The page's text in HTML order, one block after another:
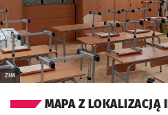
ZIM
MAPA Z LOKALIZACJĄ